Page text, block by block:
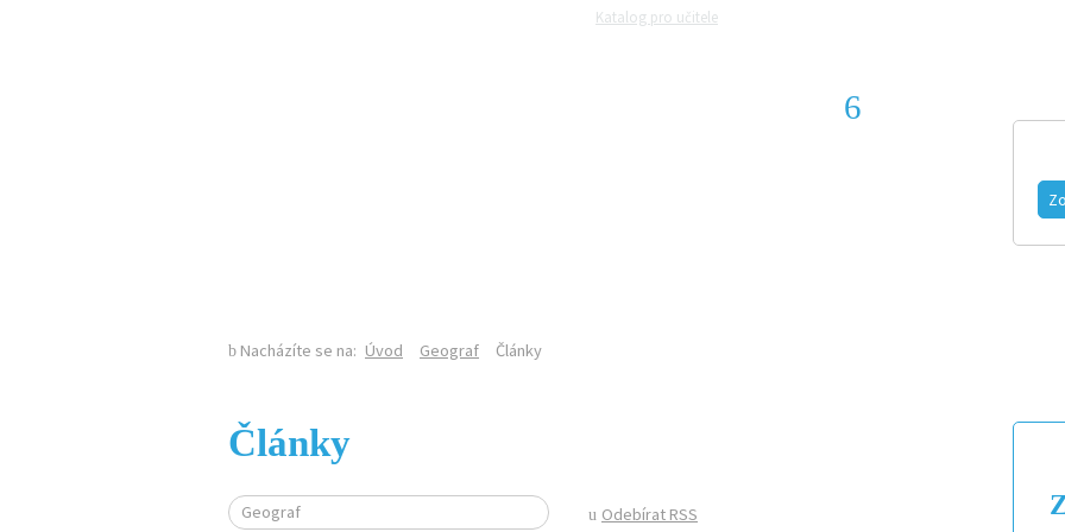
Katalog pro učitele
Nacházíte se na: Úvod Geograf Články
Články
Geograf Odebírat RSS